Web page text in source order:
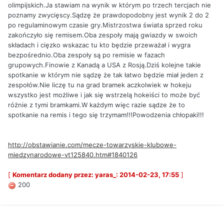
olimpijskich.Ja stawiam na wynik w którym po trzech tercjach nie
poznamy zwycięscy.Sądzę że prawdopodobny jest wynik 2 do 2
po regulaminowym czasie gry.Mistrzostwa świata sprzed roku
zakończyło się remisem.Oba zespoły mają gwiazdy w swoich
składach i cięzko wskazac tu kto będzie przeważał i wygra
bezpośrednio.Oba zespoły są po remisie w fazach
grupowych.Finowie z Kanadą a USA z Rosją.Dziś kolejne takie
spotkanie w którym nie sądzę że tak łatwo będzie miał jeden z
zespołów.Nie liczę tu na grad bramek aczkolwiek w hokeju
wszystko jest możliwe i jak się wstrzelą hokeiści to może być
różnie z tymi bramkami.W każdym więc razie sądze że to
spotkanie na remis i tego się trzymam!!!Powodzenia chłopaki!!!
http://obstawianie.com/mecze-towarzyskie-klubowe-
miedzynarodowe-vt125840.htm#1840126
[ Komentarz dodany przez: yaras_: 2014-02-23, 17:55 ]
200